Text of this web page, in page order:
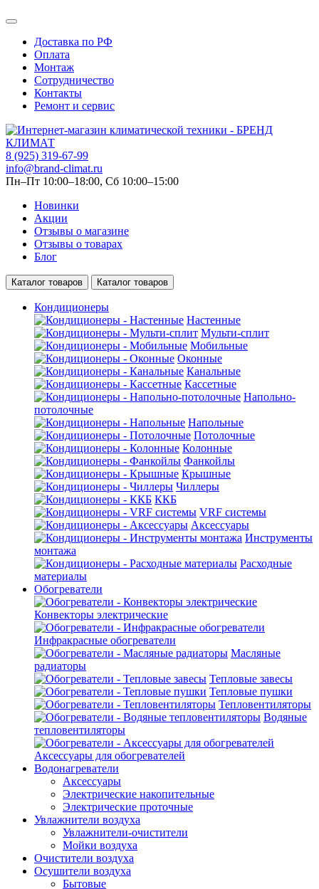
Доставка по РФ
Оплата
Монтаж
Сотрудничество
Контакты
Ремонт и сервис
8 (925) 319-67-99
info@brand-climat.ru
Пн–Пт 10:00–18:00, Сб 10:00–15:00
Новинки
Акции
Отзывы о магазине
Отзывы о товарах
Блог
Каталог товаров Каталог товаров
Кондиционеры
Настенные
Мульти-сплит
Мобильные
Оконные
Канальные
Кассетные
Напольно-
потолочные
Напольные
Потолочные
Колонные
Фанкойлы
Крышные
Чиллеры
ККБ
VRF системы
Аксессуары
Инструменты
монтажа
Расходные
материалы
Обогреватели
Конвекторы электрические
Инфракрасные обогреватели
Масляные
радиаторы
Тепловые завесы
Тепловые пушки
Тепловентиляторы
Водяные
тепловентиляторы
Аксессуары для обогревателей
Водонагреватели
Аксессуары
Электрические накопительные
Электрические проточные
Увлажнители воздуха
Увлажнители-очистители
Мойки воздуха
Очистители воздуха
Осушители воздуха
Бытовые